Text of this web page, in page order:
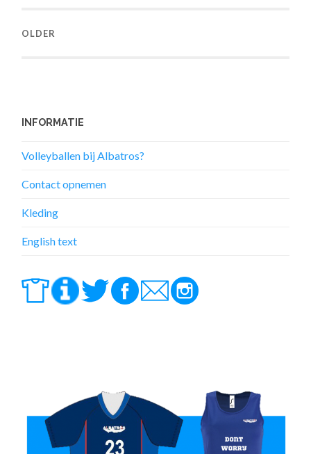
OLDER
INFORMATIE
Volleyballen bij Albatros?
Contact opnemen
Kleding
English text